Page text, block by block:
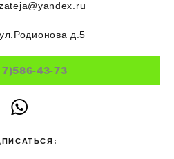
д.5
43-73